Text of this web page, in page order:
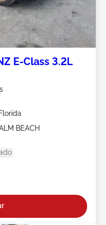
E-Class 3.2L
BEACH